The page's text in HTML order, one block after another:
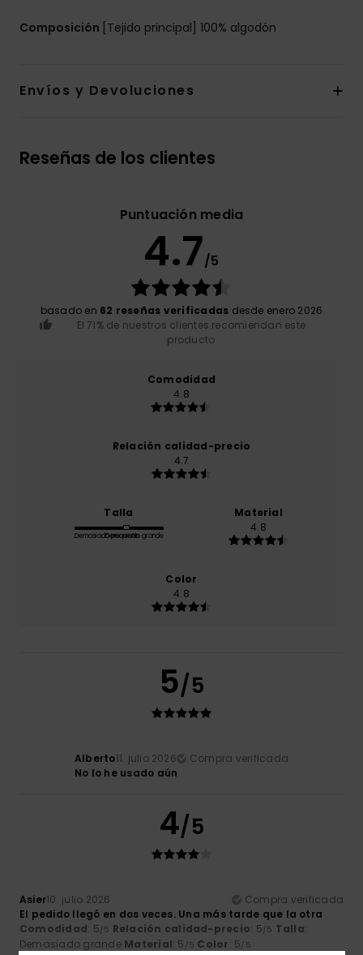
Composición [Tejido principal] 100% algodón
Envíos y Devoluciones
Reseñas de los clientes
Puntuación media
4.7/5
basado en 62 reseñas verificadas desde enero 2026
El 71% de nuestros clientes recomiendan este
producto
Comodidad
4.8
Relación calidad-precio
4.7
Talla
Demasiado pequeño
Demasiado grande
Material
4.8
Color
4.8
5/5
Alberto11. julio 2026
Compra verificada
No lo he usado aún
4/5
Asier10. julio 2026
Compra verificada
El pedido llegó en dos veces. Una más tarde que la otra
Comodidad: 5/5 Relación calidad-precio: 5/5 Talla:
Demasiado grande Material: 5 /5 Color: 5/5